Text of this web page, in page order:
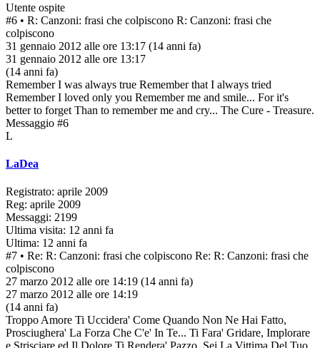
Utente ospite
#6 • R: Canzoni: frasi che colpiscono R: Canzoni: frasi che
colpiscono
31 gennaio 2012 alle ore 13:17 (14 anni fa)
31 gennaio 2012 alle ore 13:17
(14 anni fa)
Remember I was always true Remember that I always tried
Remember I loved only you Remember me and smile... For it's
better to forget Than to remember me and cry... The Cure - Treasure.
Messaggio #6
L
LaDea
Registrato: aprile 2009
Reg: aprile 2009
Messaggi: 2199
Ultima visita: 12 anni fa
Ultima: 12 anni fa
#7 • Re: R: Canzoni: frasi che colpiscono Re: R: Canzoni: frasi che
colpiscono
27 marzo 2012 alle ore 14:19 (14 anni fa)
27 marzo 2012 alle ore 14:19
(14 anni fa)
Troppo Amore Ti Uccidera' Come Quando Non Ne Hai Fatto,
Prosciughera' La Forza Che C'e' In Te... Ti Fara' Gridare, Implorare
e Strisciare ed Il Dolore Ti Rendera' Pazzo, Sei La Vittima Del Tuo